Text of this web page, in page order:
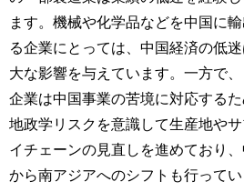
ます。機械や化学品などを中国に
る企業にとっては、中国経済の低
大な影響を与えています。一方で
企業は中国事業の苦境に対応するた
地政学リスクを意識して生産地やサ
イチェーンの見直しを進めており、
から南アジアへのシフトも行ってい